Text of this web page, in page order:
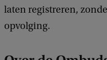
laten registreren,
opvolging.